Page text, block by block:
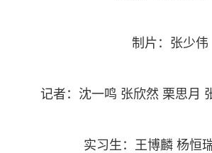
制片：张少伟
记者：沈一鸣 张欣然 栗思月
实习生：王博麟 杨恒